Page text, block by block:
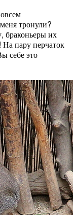
тронули?
браконьеры их
На пару перчаток
себе это